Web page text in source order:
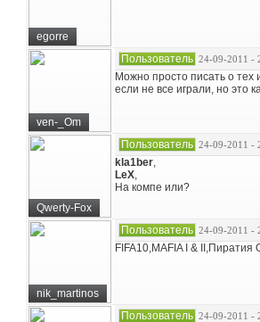
egorre
ven-_Om
Пользователь 24-09-2011 -
Можно просто писать о
если не все играли, но это
Qwerty-Fox
Пользователь 24-09-2011 -
kla1ber,
LeX,
На компе или?
nik_martinos
Пользователь 24-09-2011 -
FIFA10,MAFIA I &
Пользователь 24-09-2011 -